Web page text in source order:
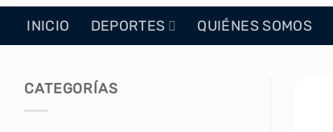
INICIO DEPORTES QUIÉNES SOMOS
CATEGORÍAS